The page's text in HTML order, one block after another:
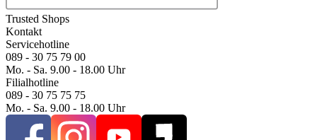
Trusted Shops
Kontakt
Servicehotline
089 - 30 75 79 00
Mo. - Sa. 9.00 - 18.00 Uhr
Filialhotline
089 - 30 75 75 75
Mo. - Sa. 9.00 - 18.00 Uhr